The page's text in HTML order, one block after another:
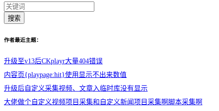
搜索
作者最近主题：
升级至v13后CKplayr大量404错误
内容页{playpage:hit}使用显示不出来数值
升级后自定义采集视频、文章入临时库没有显示
大佬做个自定义视频项目采集和自定义新闻项目采集啊脚本采集啊